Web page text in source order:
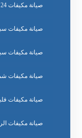
صيانة مكيفات 24 ساعة الرياض
صيانة مكيفات
صيانة مكيفات
صيانة مكيفات
صيانة مكيفات
صيانة مكيفات